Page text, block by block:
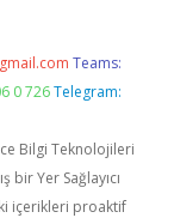
Teams:
0 726 Telegram:
Bilgi Teknolojileri
bir Yer Sağlayıcı
içerikleri proaktif